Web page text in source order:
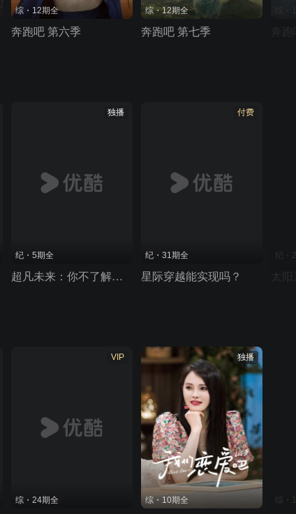
综・12期全
奔跑吧 第六季
综・12期全
奔跑吧 第七季
独播
纪・5期全
超凡未来：你不了解的中国科学故事
付费
纪・31期全
星际穿越能实现吗？
纪・
VIP
综・24期全
独播
综・10期全 综